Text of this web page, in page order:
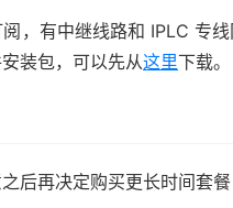
，有中继线路和 IPLC 专
装包，可以先从这里下载。
后再决定购买更长时间套餐